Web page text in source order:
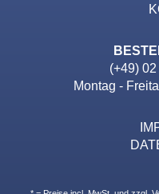
(+49)
Montag -